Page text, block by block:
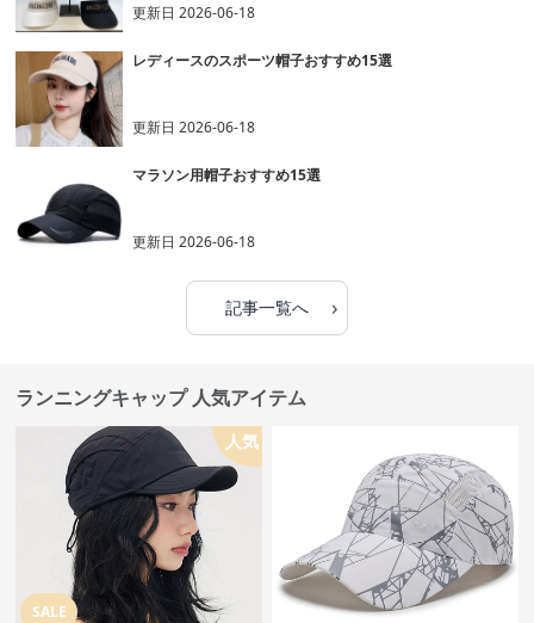
更新日2026-06-18
レディースのスポーツ帽子おすすめ15選
更新日2026-06-18
マラソン用帽子おすすめ15選
更新日2026-06-18
記事一覧へ ›
ランニングキャップ 人気アイテム
SALE
人気